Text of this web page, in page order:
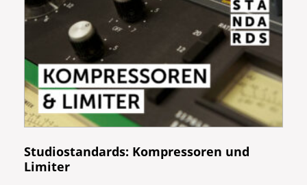
Studiostandards: Kompressoren und
Limiter